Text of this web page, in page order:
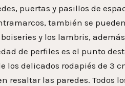
puertas y pasillos de
también se
y los lambris,
de perfiles es el punto
los delicados rodapiés de 3
resaltar las paredes. Todos